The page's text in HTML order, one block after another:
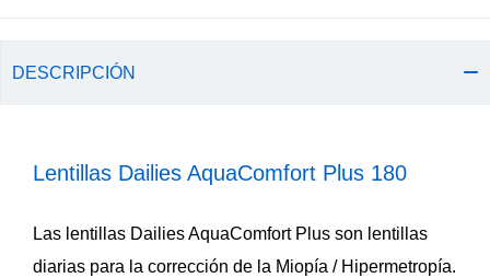
DESCRIPCIÓN
Lentillas Dailies AquaComfort Plus 180
Las lentillas Dailies AquaComfort Plus son lentillas
diarias para la corrección de la Miopía / Hipermetropía.